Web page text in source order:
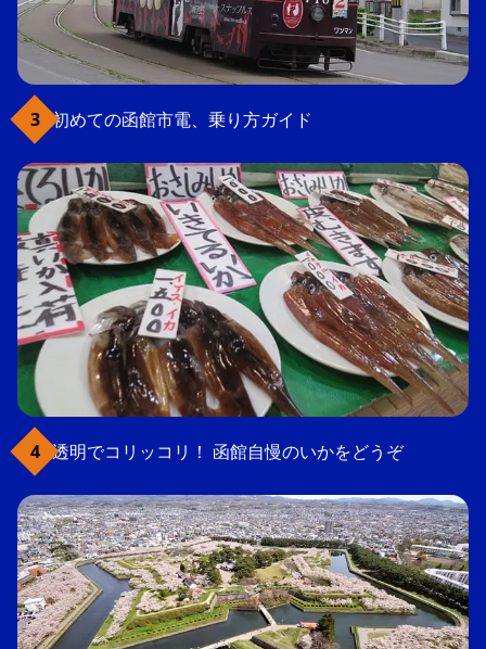
初めての函館市電、乗り方ガイド
透明でコリッコリ！ 函館自慢のいかをどうぞ